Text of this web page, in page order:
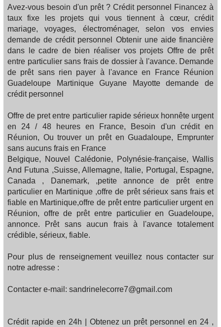
Avez-vous besoin d'un prêt ? Crédit personnel Financez à
taux fixe les projets qui vous tiennent à cœur, crédit
mariage, voyages, électroménager, selon vos envies
demande de crédit personnel Obtenir une aide financière
dans le cadre de bien réaliser vos projets Offre de prêt
entre particulier sans frais de dossier à l'avance. Demande
de prêt sans rien payer à l'avance en France Réunion
Guadeloupe Martinique Guyane Mayotte demande de
crédit personnel
Offre de pret entre particulier rapide sérieux honnête urgent
en 24 / 48 heures en France, Besoin d'un crédit en
Réunion, Ou trouver un prêt en Guadaloupe, Emprunter
sans aucuns frais en France
Belgique, Nouvel Calédonie, Polynésie-française, Wallis
And Futuna ,Suisse, Allemagne, Italie, Portugal, Espagne,
Canada , Danemark, ,petite annonce de prêt entre
particulier en Martinique ,offre de prêt sérieux sans frais et
fiable en Martinique,offre de prêt entre particulier urgent en
Réunion, offre de prêt entre particulier en Guadeloupe,
annonce. Prêt sans aucun frais à l'avance totalement
crédible, sérieux, fiable.
Pour plus de renseignement veuillez nous contacter sur
notre adresse :
Contacter e-mail: sandrinelecorre7@gmail.com
Crédit rapide en 24h | Obtenez un prêt personnel en 24 ,